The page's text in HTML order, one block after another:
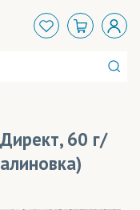
60 г/